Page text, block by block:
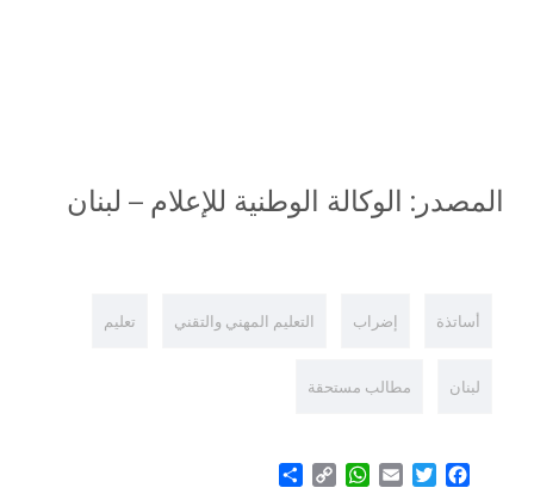
المصدر: الوكالة الوطنية للإعلام – لبنان
أساتذة إضراب التعليم المهني والتقني تعليم
لبنان مطالب مستحقة
Facebook
Twitter
Email
WhatsApp
Copy